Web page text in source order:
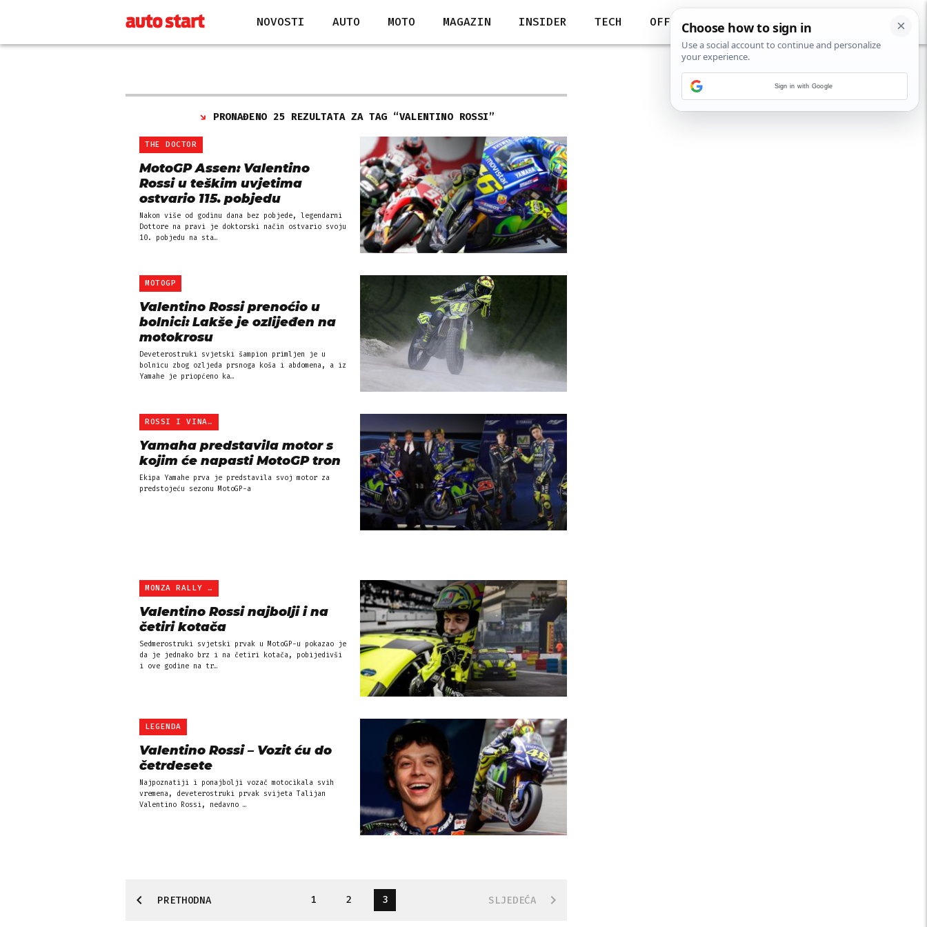
NOVOSTI AUTO MOTO MAGAZIN INSIDER TECH OFF
PRONAĐENO 25 REZULTATA ZA TAG “VALENTINO ROSSI”
THE DOCTOR
MotoGP Assen: Valentino
Rossi u teškim uvjetima
ostvario 115. pobjedu
Nakon više od godinu dana bez pobjede, legendarni
Dottore na pravi je doktorski način ostvario svoju
10. pobjedu na sta…
MOTOGP
Valentino Rossi prenoćio u
bolnici: Lakše je ozlijeđen na
motokrosu
Deveterostruki svjetski šampion primljen je u
bolnicu zbog ozljeda prsnoga koša i abdomena, a iz
Yamahe je priopćeno ka…
ROSSI I VINALES
Yamaha predstavila motor s
kojim će napasti MotoGP tron
Ekipa Yamahe prva je predstavila svoj motor za
predstojeću sezonu MotoGP-a
MONZA RALLY SHOW
Valentino Rossi najbolji i na
četiri kotača
Sedmerostruki svjetski prvak u MotoGP-u pokazao je
da je jednako brz i na četiri kotača, pobijedivši
i ove godine na tr…
LEGENDA
Valentino Rossi – Vozit ću do
četrdesete
Najpoznatiji i ponajbolji vozač motocikala svih
vremena, deveterostruki prvak svijeta Talijan
Valentino Rossi, nedavno …
PRETHODNA 1 2 3 SLJEDEĆA
Sign in with Google